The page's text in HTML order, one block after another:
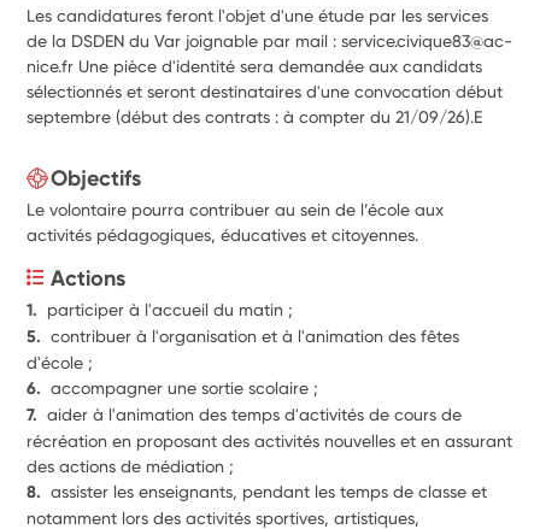
Les candidatures feront l'objet d'une étude par les services
de la DSDEN du Var joignable par mail : service.civique83@ac-
nice.fr Une pièce d'identité sera demandée aux candidats
sélectionnés et seront destinataires d'une convocation début
septembre (début des contrats : à compter du 21/09/26).E
Objectifs
Le volontaire pourra contribuer au sein de l’école aux
activités pédagogiques, éducatives et citoyennes.
Actions
1. participer à l'accueil du matin ;
5. contribuer à l'organisation et à l'animation des fêtes
6. accompagner une sortie scolaire ;
7. aider à l'animation des temps d'activités de cours de
récréation en proposant des activités nouvelles et en assurant
des actions de médiation ;
8. assister les enseignants, pendant les temps de classe et
notamment lors des activités sportives, artistiques,